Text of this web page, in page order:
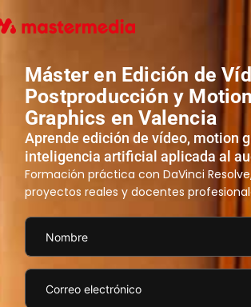
Máster en Edición de
Postproducción y Motion
Graphics en Valencia
Aprende edición de vídeo, motion
inteligencia artificial aplicada al
Formación práctica con DaVinci
proyectos reales y docentes